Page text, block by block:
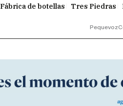
Fábrica de botellas Tres Piedras
Pequevoz